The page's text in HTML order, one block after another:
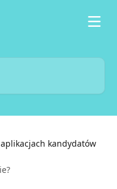
aplikacjach kandydatów